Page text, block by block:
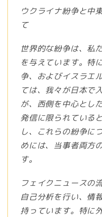
ウクライナ紛争と中
て
世界的な紛争は、私
を与えています。特
争、およびイスラエ
ては、我々が日本で
が、西側を中心とし
発信に限られている
し、これらの紛争に
めには、当事者両方
す。
フェイクニュースの
自己分析を行い、情
持っています。特に